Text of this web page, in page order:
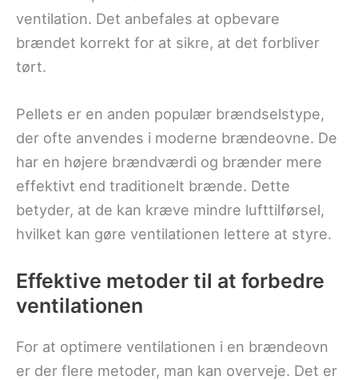
ventilation. Det anbefales at opbevare
brændet korrekt for at sikre, at det forbliver
tørt.
Pellets er en anden populær brændselstype,
der ofte anvendes i moderne brændeovne. De
har en højere brændværdi og brænder mere
effektivt end traditionelt brænde. Dette
betyder, at de kan kræve mindre lufttilførsel,
hvilket kan gøre ventilationen lettere at styre.
Effektive metoder til at forbedre
ventilationen
For at optimere ventilationen i en brændeovn
er der flere metoder, man kan overveje. Det er